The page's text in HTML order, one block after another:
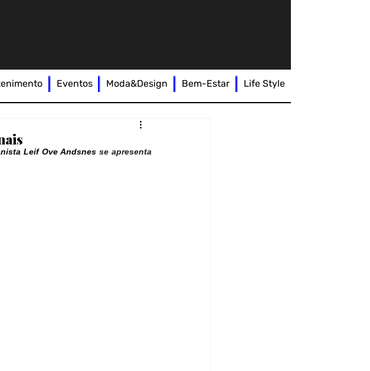
Leif Ove Andsnes se apresenta
Eventos Moda&Design Bem-Estar Life Style